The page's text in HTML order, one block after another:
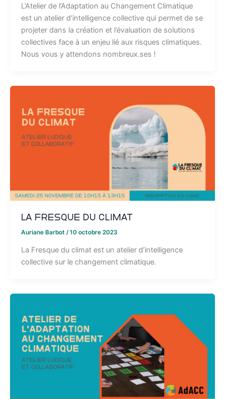
L’Atelier de l’Adaptation au Changement Climatique
est un atelier d’intelligence collective qui permet de se
projeter dans la création et l’évaluation de solutions
collectives face à un enjeu lié aux risques climatiques.
Nous vous y attendons nombreux.ses !
La Fresque du Climat
Auriane Barbot /10 octobre 2023
La Fresque du climat est un atelier d’intelligence
collective sur le changement climatique.